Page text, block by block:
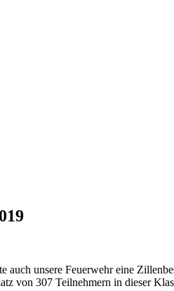
unsere Feuerwehr eine
von 307 Teilnehmern in dieser